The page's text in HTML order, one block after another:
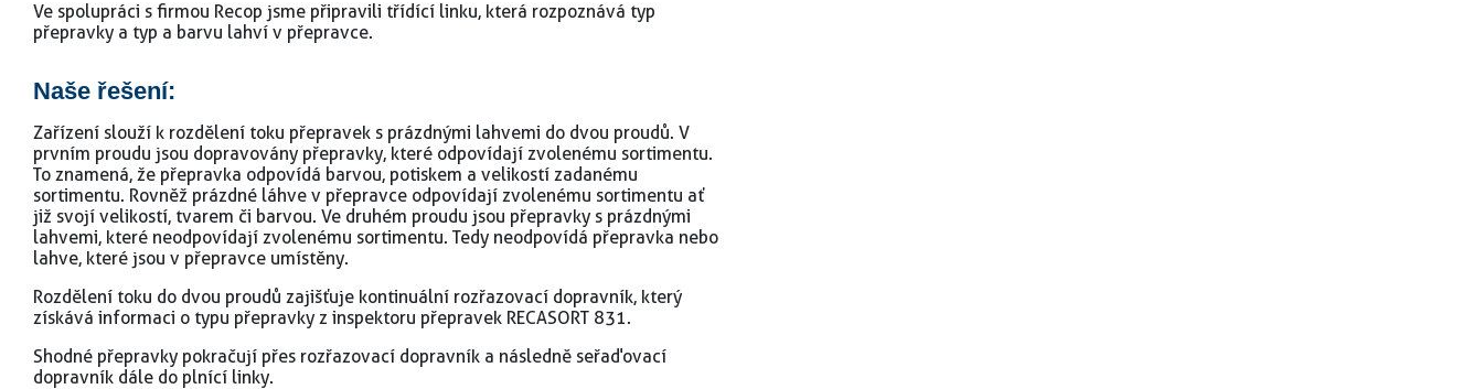
Ve spolupráci s firmou Recop jsme připravili třídící linku, která rozpoznává typ
přepravky a typ a barvu lahví v přepravce.
Naše řešení:
Zařízení slouží k rozdělení toku přepravek s prázdnými lahvemi do dvou proudů. V
prvním proudu jsou dopravovány přepravky, které odpovídají zvolenému sortimentu.
To znamená, že přepravka odpovídá barvou, potiskem a velikostí zadanému
sortimentu. Rovněž prázdné láhve v přepravce odpovídají zvolenému sortimentu ať
již svojí velikostí, tvarem či barvou. Ve druhém proudu jsou přepravky s prázdnými
lahvemi, které neodpovídají zvolenému sortimentu. Tedy neodpovídá přepravka nebo
lahve, které jsou v přepravce umístěny.
Rozdělení toku do dvou proudů zajišťuje kontinuální rozřazovací dopravník, který
získává informaci o typu přepravky z inspektoru přepravek RECASORT 831.
Shodné přepravky pokračují přes rozřazovací dopravník a následně seřaďovací
dopravník dále do plnící linky.